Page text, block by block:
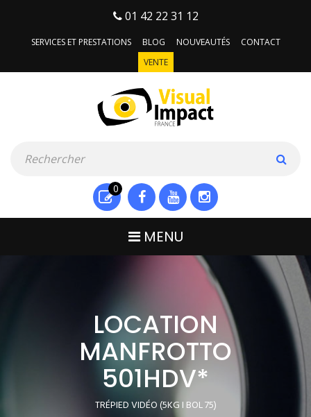
01 42 22 31 12
SERVICES ET PRESTATIONS BLOG NOUVEAUTÉS
CONTACT
VENTE
0
MENU
LOCATION
MANFROTTO
501HDV*
TRÉPIED VIDÉO (5KG I BOL 75)